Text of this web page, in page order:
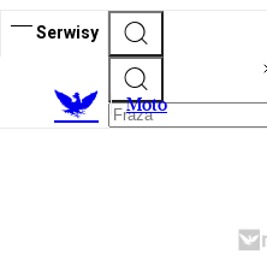
Serwisy
Moto